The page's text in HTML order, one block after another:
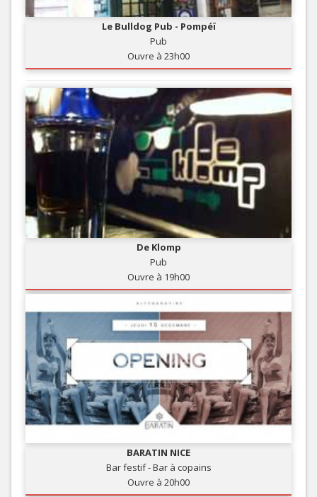
Le Bulldog Pub - Pompéï
Pub
Ouvre à 23h00
De Klomp
Pub
Ouvre à 19h00
BARATIN NICE
Bar festif - Bar à copains
Ouvre à 20h00